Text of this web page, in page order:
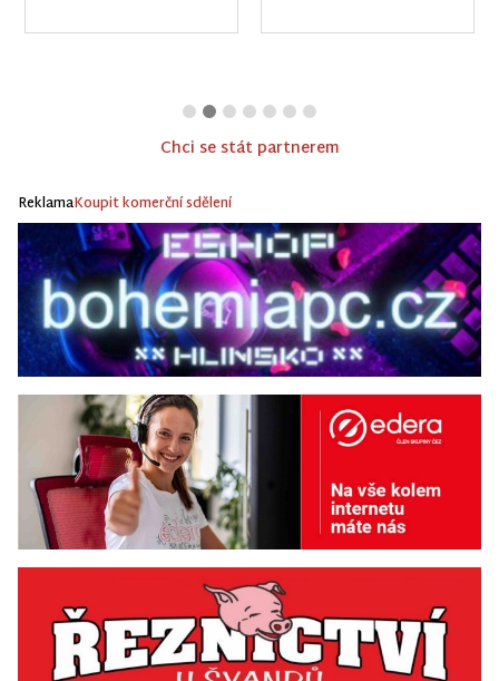
Chci se stát partnerem
ReklamaKoupit komerční sdělení